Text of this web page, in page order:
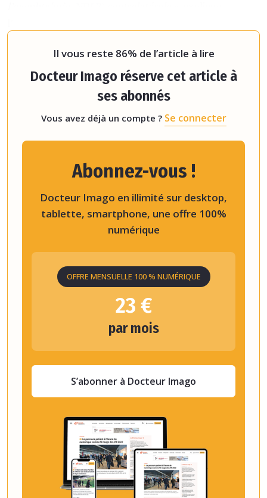
Il vous reste 86% de l’article à lire
Docteur Imago réserve cet article à
ses abonnés
Vous avez déjà un compte ? Se connecter
Abonnez-vous !
Docteur Imago en illimité sur desktop,
tablette, smartphone, une offre 100%
numérique
OFFRE MENSUELLE 100 % NUMÉRIQUE
23 €
par mois
S’abonner à Docteur Imago